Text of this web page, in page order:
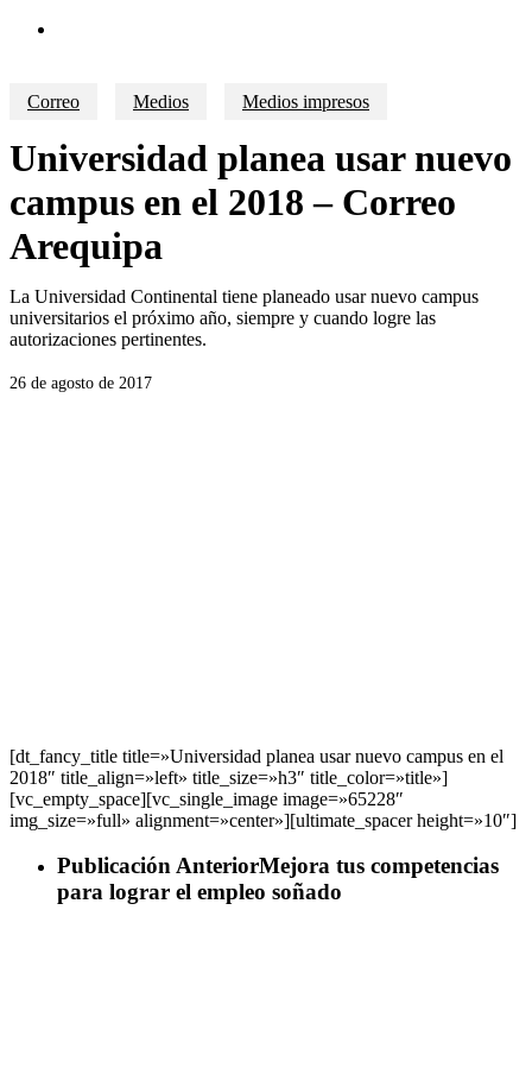
Correo Medios Medios impresos
Universidad planea usar nuevo
campus en el 2018 – Correo
Arequipa
La Universidad Continental tiene planeado usar nuevo campus
universitarios el próximo año, siempre y cuando logre las
autorizaciones pertinentes.
26 de agosto de 2017
[dt_fancy_title title=»Universidad planea usar nuevo campus en el
2018″ title_align=»left» title_size=»h3″ title_color=»title»]
[vc_empty_space][vc_single_image image=»65228″
img_size=»full» alignment=»center»][ultimate_spacer height=»10″]
Publicación AnteriorMejora tus competencias
para lograr el empleo soñado